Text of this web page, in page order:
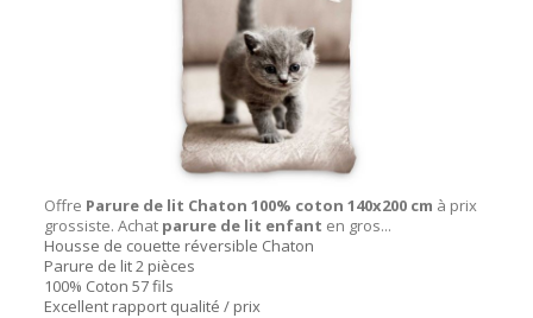
Offre Parure de lit Chaton 100% coton 140x200 cm à prix
grossiste. Achat parure de lit enfant en gros...
Housse de couette réversible Chaton
Parure de lit 2 pièces
100% Coton 57 fils
Excellent rapport qualité / prix